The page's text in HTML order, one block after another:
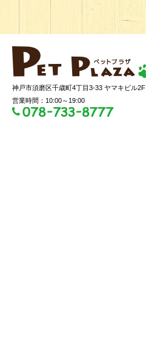
神戸市須磨区千歳町4丁目3-33 ヤマキビル2F
営業時間：10:00～19:00